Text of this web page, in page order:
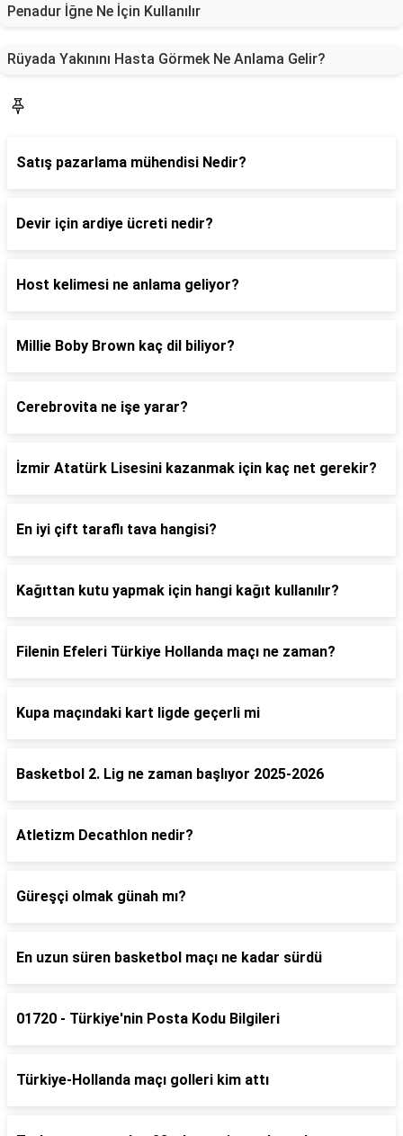
Penadur İğne Ne İçin Kullanılır
Rüyada Yakınını Hasta Görmek Ne Anlama Gelir?
Satış pazarlama mühendisi Nedir?
Devir için ardiye ücreti nedir?
Host kelimesi ne anlama geliyor?
Millie Boby Brown kaç dil biliyor?
Cerebrovita ne işe yarar?
İzmir Atatürk Lisesini kazanmak için kaç net gerekir?
En iyi çift taraflı tava hangisi?
Kağıttan kutu yapmak için hangi kağıt kullanılır?
Filenin Efeleri Türkiye Hollanda maçı ne zaman?
Kupa maçındaki kart ligde geçerli mi
Basketbol 2. Lig ne zaman başlıyor 2025-2026
Atletizm Decathlon nedir?
Güreşçi olmak günah mı?
En uzun süren basketbol maçı ne kadar sürdü
01720 - Türkiye'nin Posta Kodu Bilgileri
Türkiye-Hollanda maçı golleri kim attı